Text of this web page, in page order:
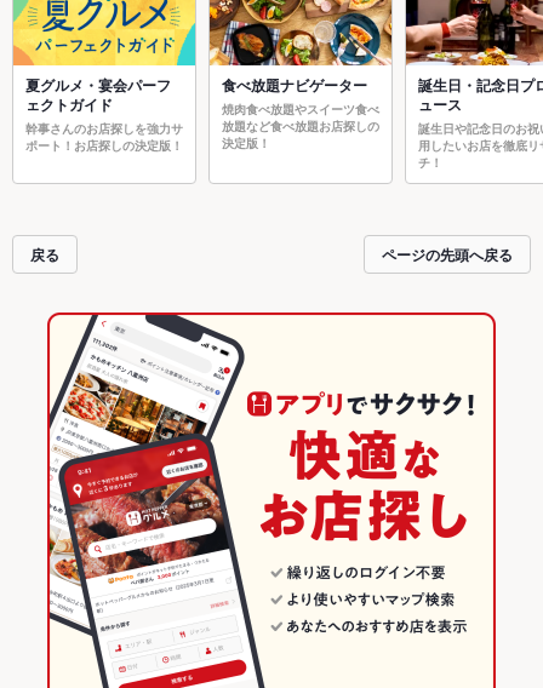
夏グルメ・宴会パーフ
ェクトガイド
幹事さんのお店探しを強力サ
ポート！お店探しの決定版！
食べ放題ナビゲーター
焼肉食べ放題やスイーツ食べ
放題など食べ放題お店探しの
決定版！
誕生日・記念日プ
ュース
誕生日や記念日のお祝
用したいお店を徹底リ
チ！
戻る ページの先頭へ戻る